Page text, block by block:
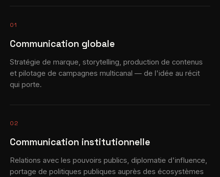
01
Communication globale
Stratégie de marque, storytelling, production de contenus
et pilotage de campagnes multicanal — de l'idée au récit
qui porte.
02
Communication institutionnelle
Relations avec les pouvoirs publics, diplomatie d'influence,
portage de politiques publiques auprès des écosystèmes